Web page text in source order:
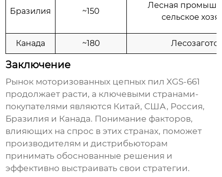
Бразилия ~150
Лесная
сельское
Канада ~180
Заключение
Рынок моторизованных цепных пил XGS-661
продолжает расти, а ключевыми странами-
покупателями являются Китай, США, Россия,
Бразилия и Канада. Понимание факторов,
влияющих на спрос в этих странах, поможет
производителям и дистрибьюторам
принимать обоснованные решения и
эффективно выстраивать свои стратегии.